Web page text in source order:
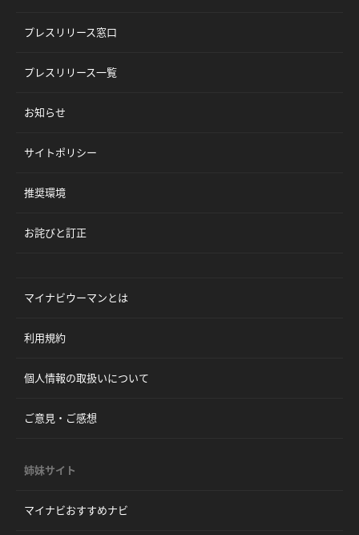
プレスリリース窓口
プレスリリース一覧
お知らせ
サイトポリシー
推奨環境
お詫びと訂正
マイナビウーマンとは
利用規約
個人情報の取扱いについて
ご意見・ご感想
姉妹サイト
マイナビおすすめナビ